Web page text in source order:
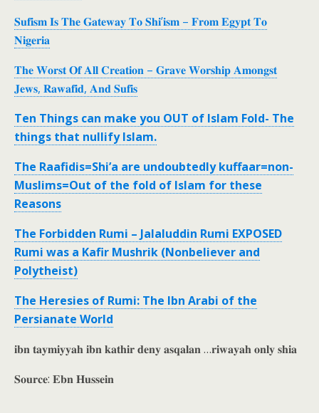
𝐒𝐮𝐟𝐢𝐬𝐦 𝐈𝐬 𝐓𝐡𝐞 𝐆𝐚𝐭𝐞𝐰𝐚𝐲 𝐓𝐨 𝐒𝐡𝐢’𝐢𝐬𝐦 – 𝐅𝐫𝐨𝐦 𝐄𝐠𝐲𝐩𝐭 𝐓𝐨
𝐍𝐢𝐠𝐞𝐫𝐢𝐚
𝐓𝐡𝐞 𝐖𝐨𝐫𝐬𝐭 𝐎𝐟 𝐀𝐥𝐥 𝐂𝐫𝐞𝐚𝐭𝐢𝐨𝐧 – 𝐆𝐫𝐚𝐯𝐞 𝐖𝐨𝐫𝐬𝐡𝐢𝐩 𝐀𝐦𝐨𝐧𝐠𝐬𝐭
𝐉𝐞𝐰𝐬, 𝐑𝐚𝐰𝐚𝐟𝐢𝐝, 𝐀𝐧𝐝 𝐒𝐮𝐟𝐢𝐬
Ten Things can make you OUT of Islam Fold- The
things that nullify Islam.
The Raafidis=Shi’a are undoubtedly kuffaar=non-
Muslims=Out of the fold of Islam for these
Reasons
The Forbidden Rumi – Jalaluddin Rumi EXPOSED
Rumi was a Kafir Mushrik (Nonbeliever and
Polytheist)
The Heresies of Rumi: The Ibn Arabi of the
Persianate World
𝐢𝐛𝐧 𝐭𝐚𝐲𝐦𝐢𝐲𝐲𝐚𝐡 𝐢𝐛𝐧 𝐤𝐚𝐭𝐡𝐢𝐫 𝐝𝐞𝐧𝐲 𝐚𝐬𝐪𝐚𝐥𝐚𝐧 …𝐫𝐢𝐰𝐚𝐲𝐚𝐡 𝐨𝐧𝐥𝐲 𝐬𝐡𝐢𝐚
𝐒𝐨𝐮𝐫𝐜𝐞: 𝐄𝐛𝐧 𝐇𝐮𝐬𝐬𝐞𝐢𝐧